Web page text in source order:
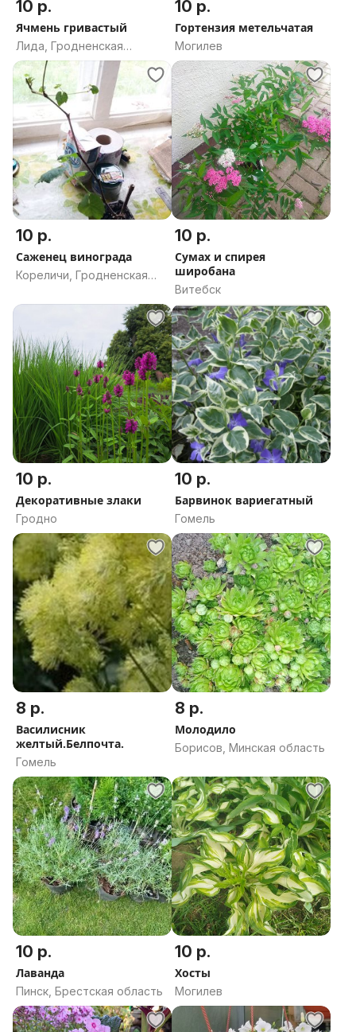
10 р.
Ячмень гривастый
Лида, Гродненская
область
10 р.
Гортензия метельчатая
Могилев
10 р.
Саженец винограда
Кореличи, Гродненская
10 р.
Сумах и спирея
широбана
Витебск
10 р.
Декоративные злаки
Гродно
10 р.
Барвинок вариегатный
Гомель
8 р.
Василисник
желтый.Белпочта.
Гомель
8 р.
Молодило
Борисов, Минская область
10 р.
Лаванда
Пинск, Брестская область
10 р.
Хосты
Могилев